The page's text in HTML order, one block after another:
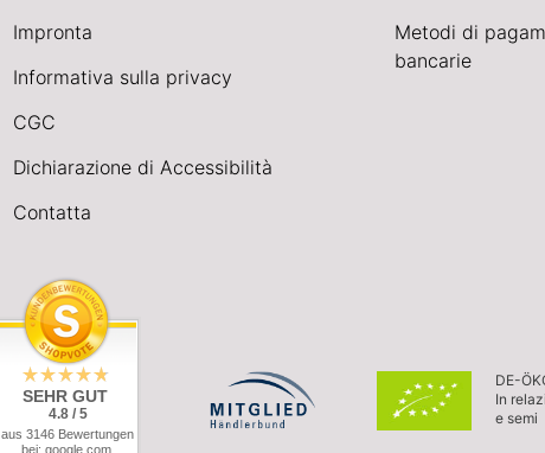
Impronta
Informativa sulla privacy
CGC
Dichiarazione di Accessibilità
Contatta
Metodi di
bancarie
SEHR GUT
4.8 / 5
aus 3146 Bewertungen
bei: google.com,
DE-
In
e semi